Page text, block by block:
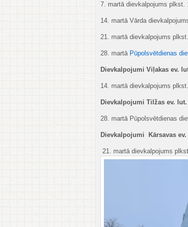
7. martā dievkalpojums plkst.
14. martā Vārda
21. martā dievkalpojums
28. martā Pūpolsvētdienas
Dievkalpojumi Viļakas ev.
14. martā dievkalpojums
Dievkalpojumi Tilžas ev.
28. martā Pūpolsvētdienas
Dievkalpojumi Kārsavas
21. martā dievkalpojums